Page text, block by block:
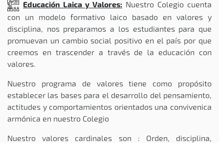
Educación Laica y Valores: Nuestro Colegio cuenta
con un modelo formativo laico basado en valores y
disciplina, nos preparamos a los estudiantes para que
promuevan un cambio social positivo en el país por que
creemos en trascender a través de la educación con
valores.
Nuestro programa de valores tiene como propósito
establecer las bases para el desarrollo del pensamiento,
actitudes y comportamientos orientados una convivenica
armónica en nuestro Colegio
Nuestro valores cardinales son : Orden, disciplina,